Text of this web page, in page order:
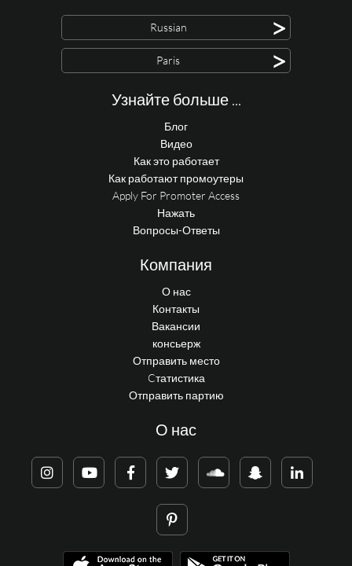
Russian >
Paris >
Узнайте больше ...
Блог
Видео
Как это работает
Как работают промоутеры
Apply For Promoter Access
Нажать
Вопросы-Ответы
Компания
О нас
Контакты
Вакансии
консьерж
Отправить место
Cтатистика
Отправить партию
О нас